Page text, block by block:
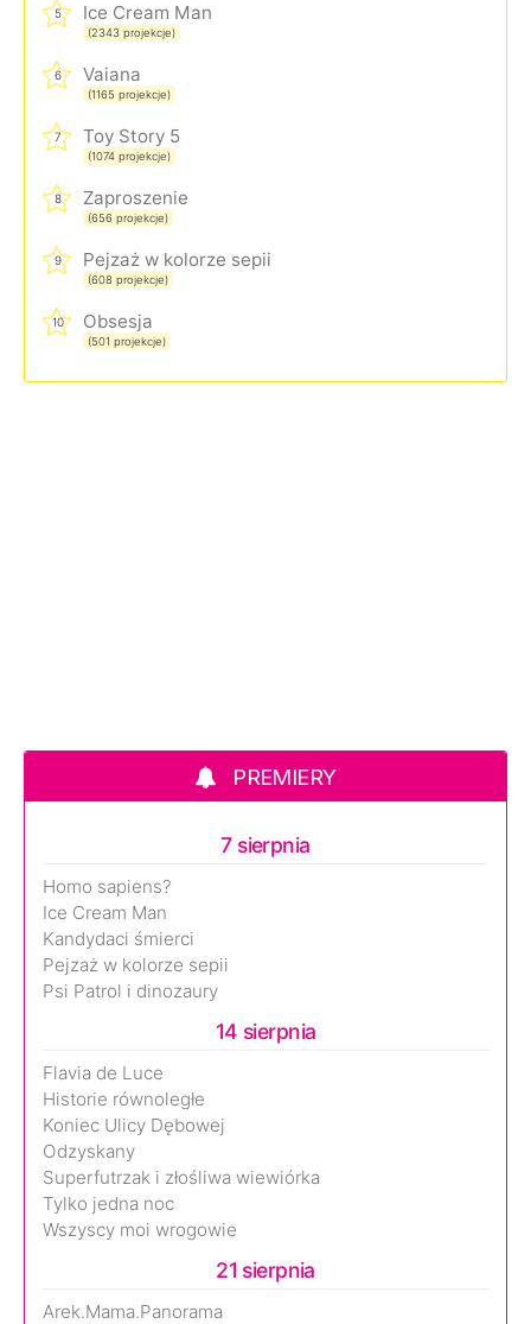
5 Ice Cream Man
(2343 projekcje)
6 Vaiana
(1165 projekcje)
7 Toy Story 5
(1074 projekcje)
8 Zaproszenie
(656 projekcje)
9 Pejzaż w kolorze sepii
(608 projekcje)
10 Obsesja
(501 projekcje)
PREMIERY
7 sierpnia
Homo sapiens?
Ice Cream Man
Kandydaci śmierci
Pejzaż w kolorze sepii
Psi Patrol i dinozaury
14 sierpnia
Flavia de Luce
Historie równoległe
Koniec Ulicy Dębowej
Odzyskany
Superfutrzak i złośliwa wiewiórka
Tylko jedna noc
Wszyscy moi wrogowie
21 sierpnia
Arek.Mama.Panorama